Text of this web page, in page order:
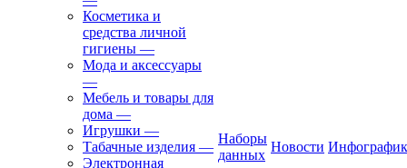
Косметика и
средства личной
гигиены —
Мода и аксессуары
—
Мебель и товары для
дома —
Игрушки —
Табачные изделия —
Электронная
Наборы
данных
Новости